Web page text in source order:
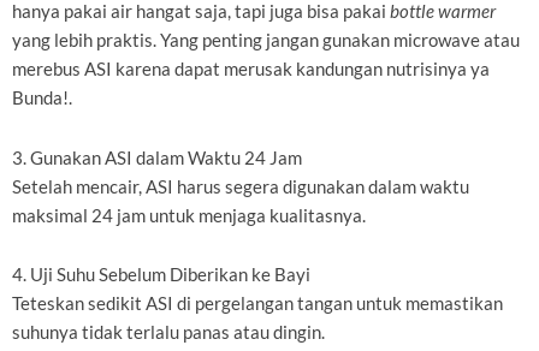
hanya pakai air hangat saja, tapi juga bisa pakai bottle warmer
yang lebih praktis. Yang penting jangan gunakan microwave atau
merebus ASI karena dapat merusak kandungan nutrisinya ya
Bunda!.
3. Gunakan ASI dalam Waktu 24 Jam
Setelah mencair, ASI harus segera digunakan dalam waktu
maksimal 24 jam untuk menjaga kualitasnya.
4. Uji Suhu Sebelum Diberikan ke Bayi
Teteskan sedikit ASI di pergelangan tangan untuk memastikan
suhunya tidak terlalu panas atau dingin.